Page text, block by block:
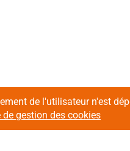
de l'utilisateur n'est
de gestion des cookies